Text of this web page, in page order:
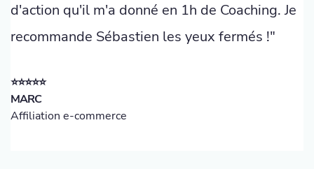
d'action qu'il m'a donné en 1h de Coaching. Je
recommande Sébastien les yeux fermés !"
⭐️⭐️⭐️⭐️⭐️
MARC
Affiliation e-commerce